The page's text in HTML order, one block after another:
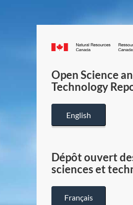
Canada.ca
Open Science
Technology
English
Dépôt ouvert
sciences et
Français